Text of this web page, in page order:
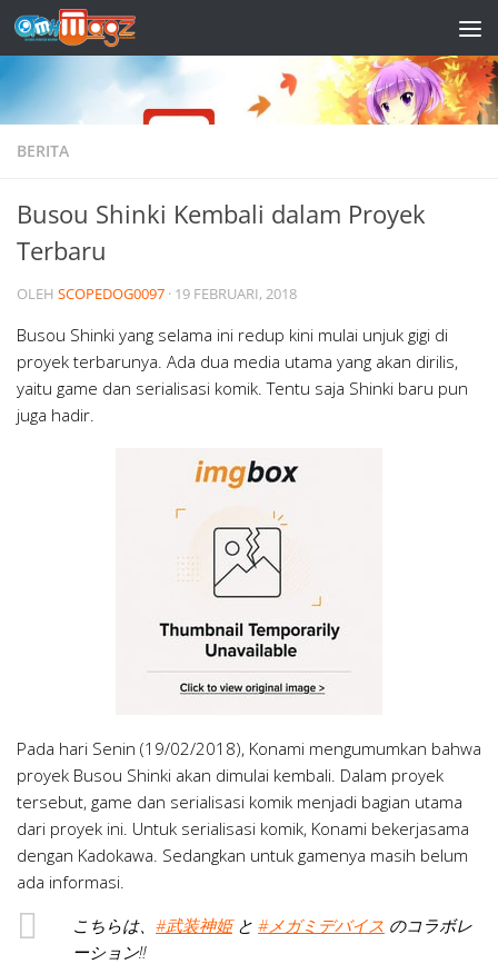
Skip to content
BERITA
Busou Shinki Kembali dalam Proyek
Terbaru
OLEH SCOPEDOG0097 · 19 FEBRUARI, 2018
Busou Shinki yang selama ini redup kini mulai unjuk gigi di
proyek terbarunya. Ada dua media utama yang akan dirilis,
yaitu game dan serialisasi komik. Tentu saja Shinki baru pun
juga hadir.
Pada hari Senin (19/02/2018), Konami mengumumkan bahwa
proyek Busou Shinki akan dimulai kembali. Dalam proyek
tersebut, game dan serialisasi komik menjadi bagian utama
dari proyek ini. Untuk serialisasi komik, Konami bekerjasama
dengan Kadokawa. Sedangkan untuk gamenya masih belum
ada informasi.
こちらは、 #武装神姫と #メガミデバイス のコラボレ
ーション‼︎